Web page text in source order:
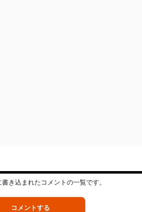
き込まれたコメントの一覧です。
コメントする